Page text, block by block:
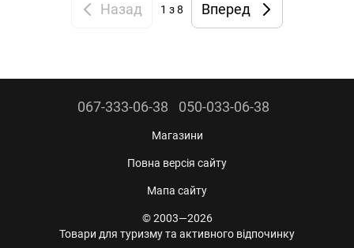
Назад 1 з 8 Вперед
067-333-06-38 050-033-06-38
Магазини
Повна версія сайту
Мапа сайту
© 2003—2026
Товари для туризму та активного відпочинку